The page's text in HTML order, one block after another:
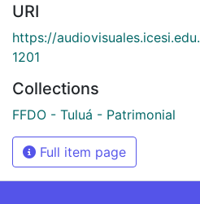
URI
https://
1201
Collections
FFDO - Tuluá - Patrimonial
Full item page